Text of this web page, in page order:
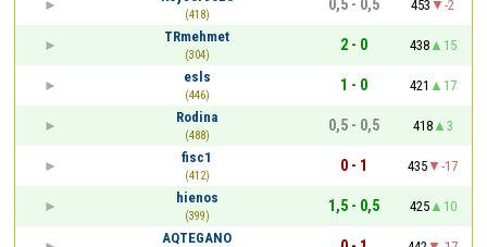
(418)
0,5 - 0,5 453
-2
TRmehmet
(304)
2 - 0 438
15
esls
(446)
1 - 0 421
17
Rodina
(488)
0,5 - 0,5 418
3
fisc1
(412)
0 - 1 435
-17
hienos
(399)
1,5 - 0,5 425
10
AQTEGANO